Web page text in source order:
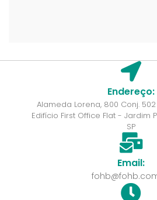
Endereço:
Alameda Lorena, 800 Conj.
Edifício First Office Flat - Jardim
SP
Email: